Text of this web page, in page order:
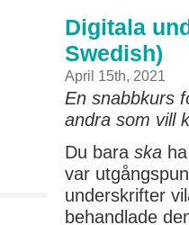
Digitala
Swedish)
April 15th, 2021
En snabbkurs
andra som vill
Du bara ska
var
underskrifter
behandlade